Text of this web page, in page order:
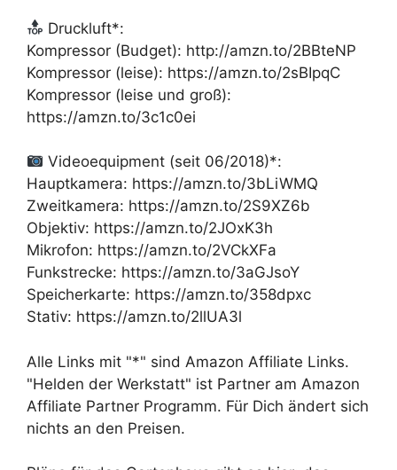
Druckluft*:
Kompressor (Budget): http://amzn.to/2BBteNP
Kompressor (leise): https://amzn.to/2sBIpqC
Kompressor (leise und groß):
https://amzn.to/3c1c0ei
Videoequipment (seit 06/2018)*:
Hauptkamera: https://amzn.to/3bLiWMQ
Zweitkamera: https://amzn.to/2S9XZ6b
Objektiv: https://amzn.to/2JOxK3h
Mikrofon: https://amzn.to/2VCkXFa
Funkstrecke: https://amzn.to/3aGJsoY
Speicherkarte: https://amzn.to/358dpxc
Stativ: https://amzn.to/2llUA3l
Alle Links mit "*" sind Amazon Affiliate Links.
"Helden der Werkstatt" ist Partner am Amazon
Affiliate Partner Programm. Für Dich ändert sich
nichts an den Preisen.